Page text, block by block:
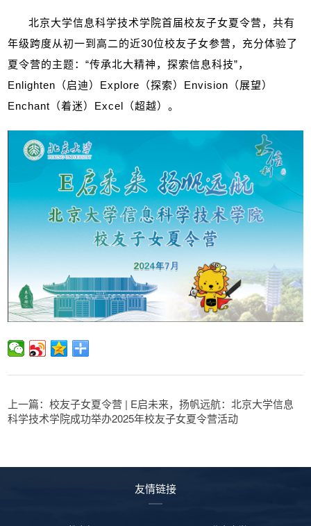
北京大学信息科学技术学院首届校友子女夏令营，共有
年级跨度从初一到高二的近30位校友子女参营，充分体验了
夏令营的主题：“传承北大精神，探索信息科技”，
Enlighten （启迪） Explore （探索） Envision （展望）
Enchant （着迷） Excel （超越）。
上一篇：校友子女夏令营 | E启未来，扬帆远航：北京大学信息
科学技术学院成功举办2025年校友子女夏令营活动
友情链接